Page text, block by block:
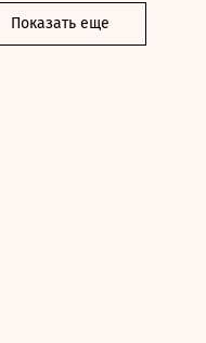
Показать еще